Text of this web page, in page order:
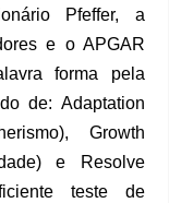
Pfeffer, a
e o APGAR
forma pela
de: Adaptation
Growth
e Resolve
teste de